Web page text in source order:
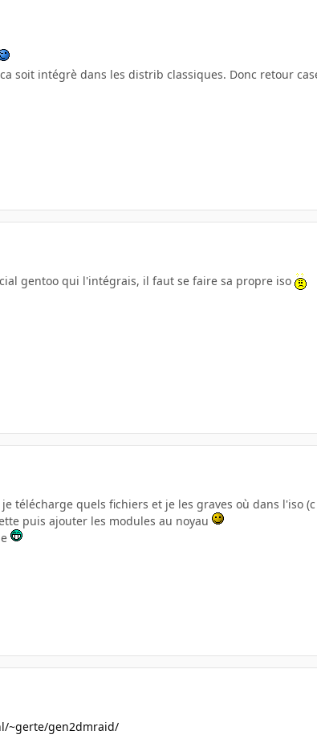
soit intégrè dans les distrib classiques. Donc retour
gentoo qui l'intégrais, il faut se faire sa propre iso
télécharge quels fichiers et je les graves où dans l'iso (c
puis ajouter les modules au noyau
~gerte/gen2dmraid/